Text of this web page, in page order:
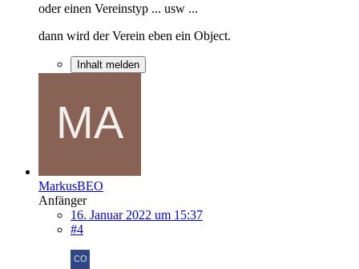
oder einen Vereinstyp ... usw ...
dann wird der Verein eben ein Object.
Inhalt melden
MarkusBEO
Anfänger
16. Januar 2022 um 15:37
#4